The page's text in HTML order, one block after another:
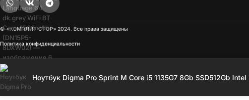
© «КОМПЛИТ СТОР» 2024. Все права защищены
Политика конфиденциальности
Ноутбук Digma Pro Sprint M Core i5 1135G7 8Gb SSD512Gb
Включает